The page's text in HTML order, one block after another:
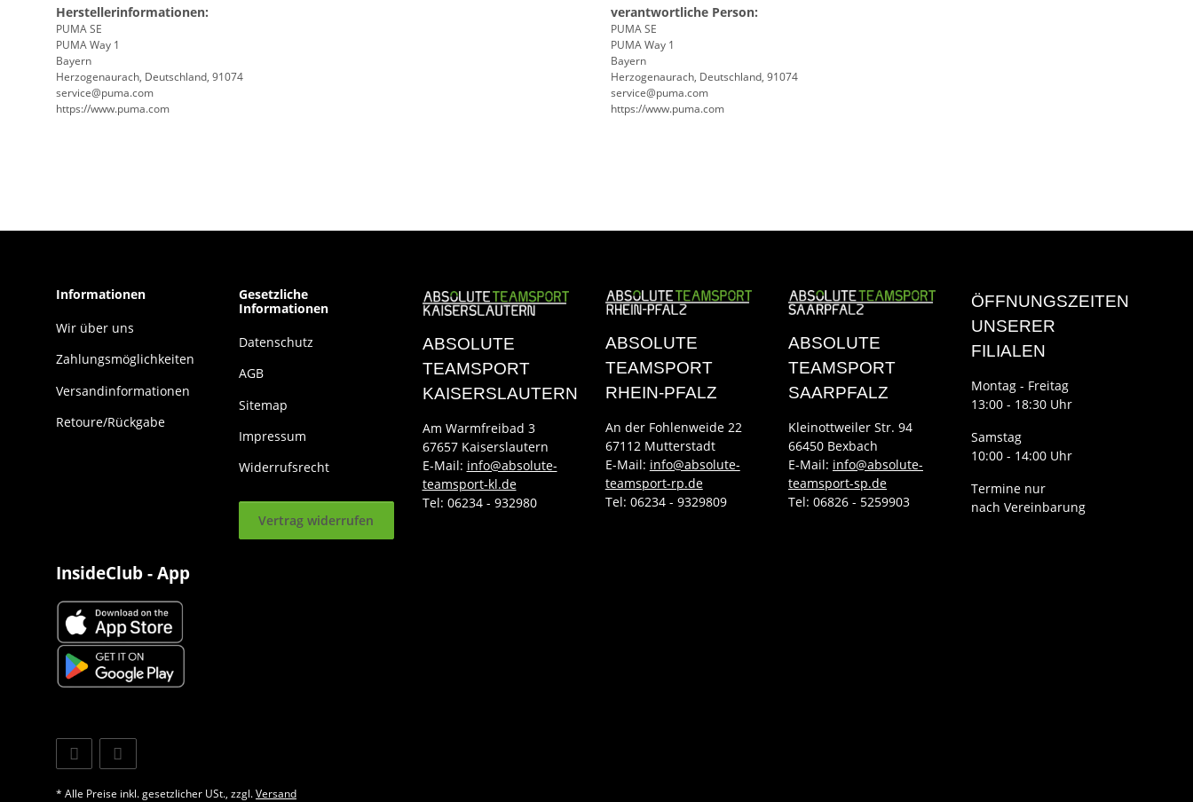
Herstellerinformationen:
PUMA SE
PUMA Way 1
Bayern
Herzogenaurach, Deutschland, 91074
service@puma.com
https://www.puma.com
verantwortliche Person:
PUMA SE
PUMA Way 1
Bayern
Herzogenaurach, Deutschland, 91074
service@puma.com
https://www.puma.com
Informationen
Wir über uns
Zahlungsmöglichkeiten
Versandinformationen
Retoure/Rückgabe
Gesetzliche
Informationen
Datenschutz
AGB
Sitemap
Impressum
Widerrufsrecht
Vertrag widerrufen
ABSOLUTE
TEAMSPORT
KAISERSLAUTERN
Am Warmfreibad 3
67657 Kaiserslautern
E-Mail: info@absolute-
teamsport-kl.de
Tel: 06234 - 932980
ABSOLUTE
TEAMSPORT
RHEIN-PFALZ
An der Fohlenweide 22
67112 Mutterstadt
E-Mail: info@absolute-
teamsport-rp.de
Tel: 06234 - 9329809
ABSOLUTE
TEAMSPORT
SAARPFALZ
Kleinottweiler Str. 94
66450 Bexbach
E-Mail: info@absolute-
teamsport-sp.de
Tel: 06826 - 5259903
ÖFFNUNGSZEITEN
UNSERER
FILIALEN
Montag - Freitag
13:00 - 18:30 Uhr
Samstag
10:00 - 14:00 Uhr
Termine nur
nach Vereinbarung
InsideClub - App
* Alle Preise inkl. gesetzlicher USt., zzgl.Versand